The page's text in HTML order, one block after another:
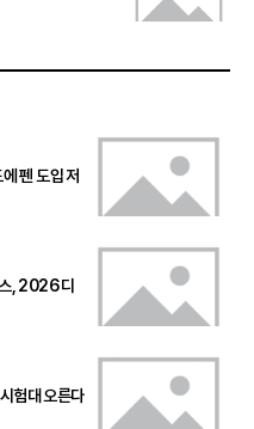
펜 도입 저
, 2026 디
험대 오른다